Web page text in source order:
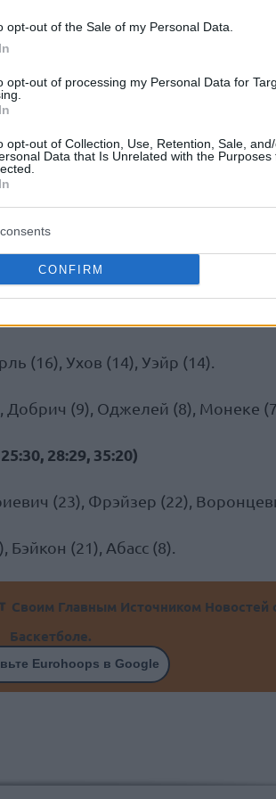
opt-out of the Sale of my Personal Data.
opt-out of processing my Personal Data for
opt-out of Collection, Use, Retention, Sale,
Data that Is Unrelated with the Purposes
CONFIRM
30–19, и «Звезде»
— Чима Монеки сравнял
Однако российская команда
со счётом 64–55, а затем
Зенит, отыгравший разницу
20:17, 16:17, 12:25)
(16), Ухов (14), Уэйр (14).
Добрич (9), Оджелей (8), Монеке
28:29, 35:20)
(23), Фрэйзер (22),
(21), Абасс (8).
Своим Главным Источником Новостей
Баскетболе.
Eurohoops в Google